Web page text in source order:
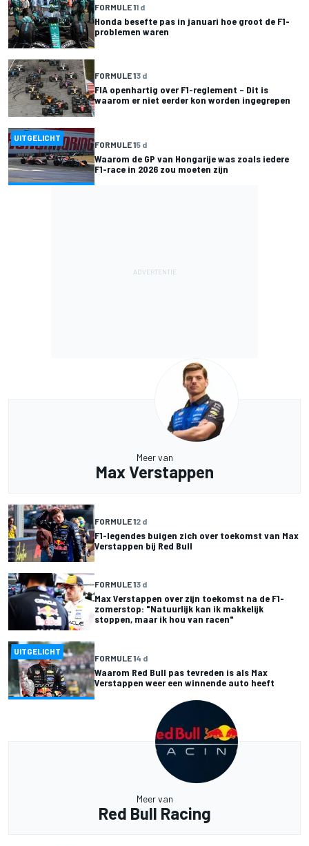
FORMULE 11 d
Honda besefte pas in januari hoe groot de F1-
problemen waren
FORMULE 13 d
FIA openhartig over F1-reglement – Dit is
waarom er niet eerder kon worden ingegrepen
UITGELICHT
FORMULE 15 d
Waarom de GP van Hongarije was zoals iedere
F1-race in 2026 zou moeten zijn
Meer van
Max Verstappen
FORMULE 12 d
F1-legendes buigen zich over toekomst van Max
Verstappen bij Red Bull
FORMULE 13 d
Max Verstappen over zijn toekomst na de F1-
zomerstop: "Natuurlijk kan ik makkelijk
stoppen, maar ik hou van racen"
UITGELICHT
FORMULE 14 d
Waarom Red Bull pas tevreden is als Max
Verstappen weer een winnende auto heeft
Meer van
Red Bull Racing